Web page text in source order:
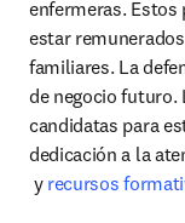
enfermeras. Estos
estar
familiares. La
de negocio futuro.
candidatas para
dedicación a la
opens in new tab/
y recursos